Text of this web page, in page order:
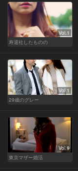
Vol.1
寿退社したものの
Vol.1
29歳のグレー
Vol.9
東京マザー婚活